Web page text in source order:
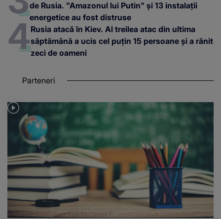
de Rusia. "Amazonul lui Putin" și 13 instalații
energetice au fost distruse
Rusia atacă în Kiev. Al treilea atac din ultima
săptămână a ucis cel puțin 15 persoane și a rănit
zeci de oameni
Parteneri